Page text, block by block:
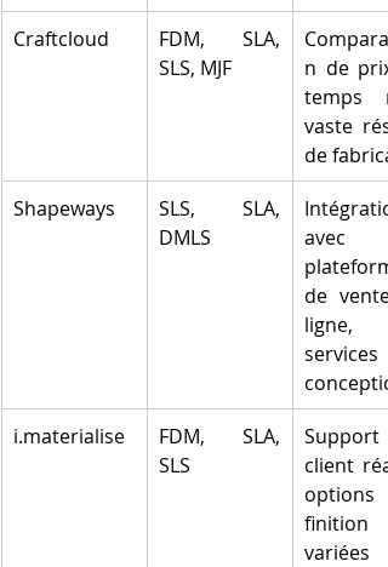
Craftcloud
FDM, SLA,
SLS, MJF
n de
temps
vaste
de
Shapeways
SLS, SLA,
DMLS
avec
de
ligne,
services
i.materialise
FDM, SLA,
SLS
Support
client
options
finition
variées